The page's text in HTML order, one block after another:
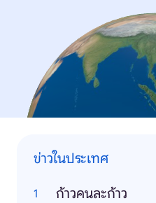
ข่าวในประเทศ
ก้าวคนละก้าว